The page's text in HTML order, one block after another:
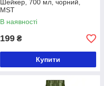
Шейкер, 700 мл, чорний,
MST
В наявності
199 ₴
Купити